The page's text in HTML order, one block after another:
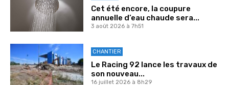
Cet été encore, la coupure
annuelle d’eau chaude sera...
3 août 2026 à 7h51
CHANTIER
Le Racing 92 lance les travaux de
son nouveau...
16 juillet 2026 à 8h29